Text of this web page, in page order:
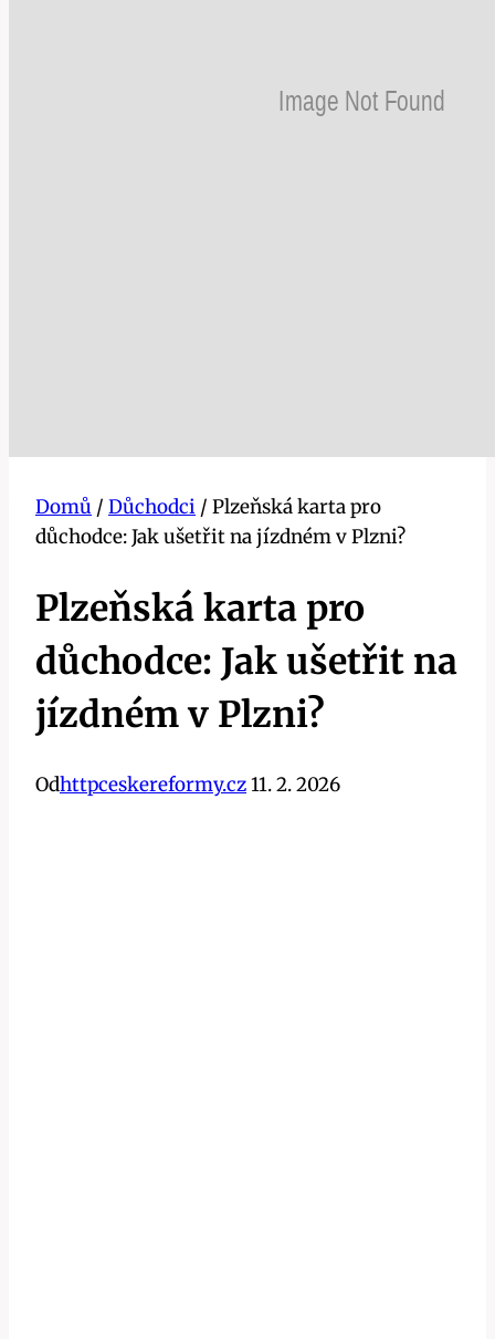
Domů / Důchodci / Plzeňská karta pro
důchodce: Jak ušetřit na jízdném v Plzni?
Plzeňská karta pro
důchodce: Jak ušetřit na
jízdném v Plzni?
Odhttpceskereformy.cz11. 2. 2026